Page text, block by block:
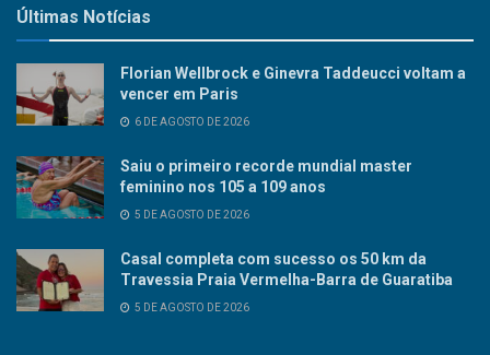
Últimas Notícias
Florian Wellbrock e Ginevra Taddeucci voltam a
vencer em Paris
6 DE AGOSTO DE 2026
Saiu o primeiro recorde mundial master
feminino nos 105 a 109 anos
5 DE AGOSTO DE 2026
Casal completa com sucesso os 50 km da
Travessia Praia Vermelha-Barra de Guaratiba
5 DE AGOSTO DE 2026